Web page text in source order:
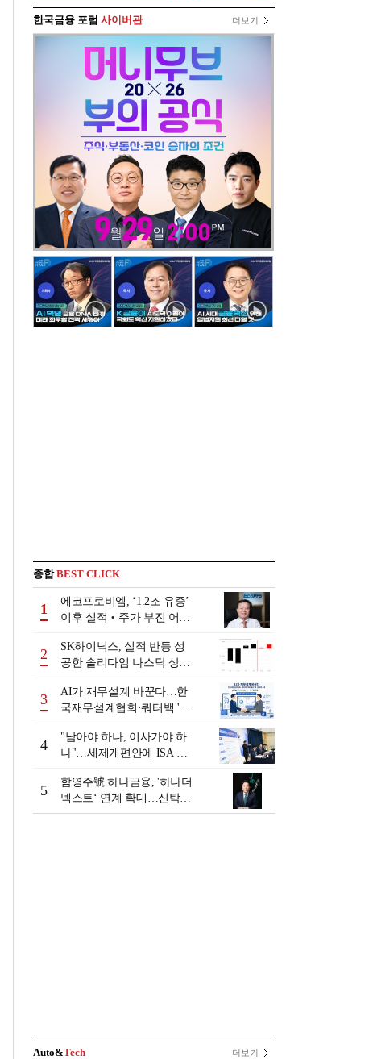
한국금융 포럼 사이버관 더보기
종합BEST CLICK
1
에코프로비엠, ‘1.2조 유증’
이후 실적‧주가 부진 어쩌
2
SK하이닉스, 실적 반등 성
공한 솔리다임 나스닥 상장
3
AI가 재무설계 바꾼다…한
국재무설계협회·쿼터백 '베
4
"남아야 하나, 이사가야 하
나"…세제개편안에 ISA 투
5
함영주號 하나금융, '하나더
넥스트‘ 연계 확대…신탁수
수료 2배 증가 효과 [금융 시
Auto&Tech 더보기